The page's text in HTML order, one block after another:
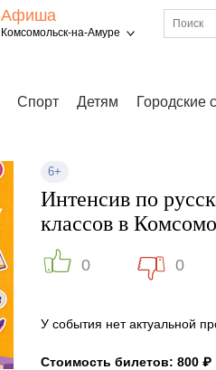
Афиша
Комсомольск-на-Амуре
Спорт Детям Городские
6+
Интенсив по
классов в
0 0
У события нет актуальной
Стоимость билетов: 800 ₽